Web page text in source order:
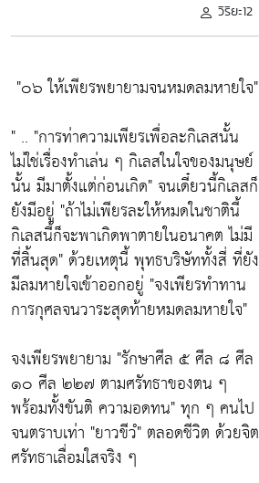
วิริยะ12
"๐๖ ให้เพียรพยายามจนหมดลมหายใจ"
" .. "การท่าความเพียรเพื่อละกิเลสนั้น
ไม่ใช่เรื่องทำเล่น ๆ กิเลสในใจของมนุษย์
นั้น มีมาตั้งแต่ก่อนเกิด"จนเดี๋ยวนี้กิเลสก็
ยังมีอยู่ "ถ้าไม่เพียรละให้หมดในชาตินี้
กิเลสนี้ก็จะพาเกิดพาตายในอนาคต ไม่มี
ที่สิ้นสุด"ด้วยเหตุนี้ พุทธบริษัททั้งสี่ ที่ยัง
มีลมหายใจเข้าออกอยู่ "จงเพียรทำทาน
การกุศลจนวาระสุดท้ายหมดลมหายใจ"
จงเพียรพยายาม "รักษาศีล ๕ ศีล ๘ ศีล
๑๐ ศีล ๒๒๗ ตามศรัทธาของตน ๆ
พร้อมทั้งขันติ ความอดทน"ทุก ๆ คนไป
จนตราบเท่า "ยาวขีวํ"ตลอดชีวิต ด้วยจิต
ศรัทธาเลื่อมใสจริง ๆ